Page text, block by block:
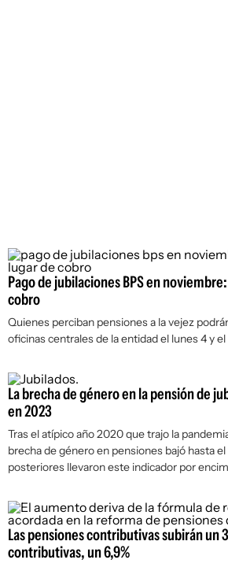
Pago de jubilaciones BPS en
cobro
Quienes perciban pensiones a la vejez
oficinas centrales de la entidad el lunes 4 y
La brecha de género en la pensión de
en 2023
Tras el atípico año 2020 que trajo la
brecha de género en pensiones bajó hasta el
posteriores llevaron este indicador por
Las pensiones contributivas subirán un
contributivas, un 6,9%